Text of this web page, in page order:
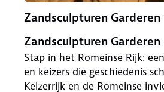
Zandsculpturen Garderen
Zandsculpturen
Stap in het Romeinse Rijk:
en keizers die geschiedenis
Keizerrijk en de Romeinse